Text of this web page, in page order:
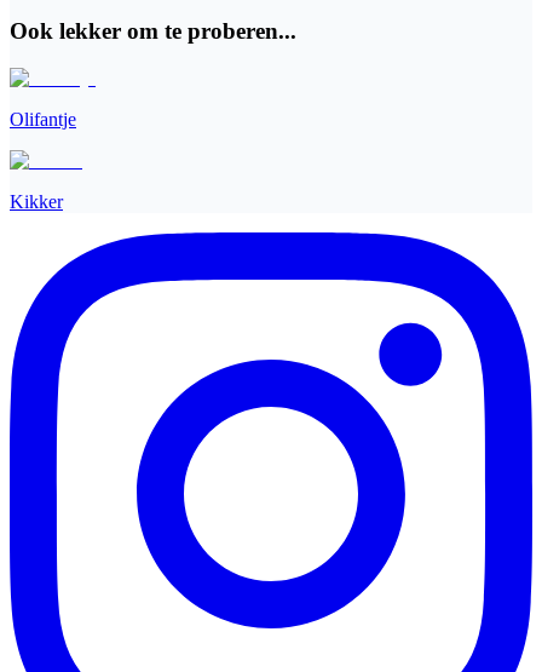
Ook lekker om te proberen...
Olifantje
Kikker